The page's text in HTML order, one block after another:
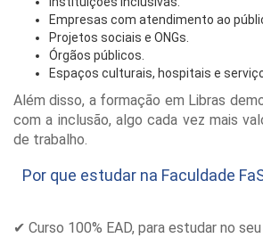
Empresas com atendimento ao
Projetos sociais e ONGs.
Órgãos públicos.
Espaços culturais, hospitais e
Além disso, a formação em Libras
com a inclusão, algo cada vez mais
de trabalho.
Por que estudar na Faculdade
✔ Curso 100% EAD, para estudar no